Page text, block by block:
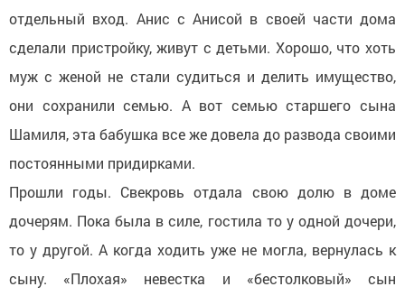
отдельный вход. Анис с Анисой в своей части дома
сделали пристройку, живут с детьми. Хорошо, что хоть
муж с женой не стали судиться и делить имущество,
они сохранили семью. А вот семью старшего сына
Шамиля, эта бабушка все же довела до развода своими
постоянными придирками.
Прошли годы. Свекровь отдала свою долю в доме
дочерям. Пока была в силе, гостила то у одной дочери,
то у другой. А когда ходить уже не могла, вернулась к
сыну. «Плохая» невестка и «бестолковый» сын